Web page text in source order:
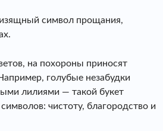
символ прощания,
на похороны приносят
голубые незабудки
лилиями — такой букет
чистоту, благородство и